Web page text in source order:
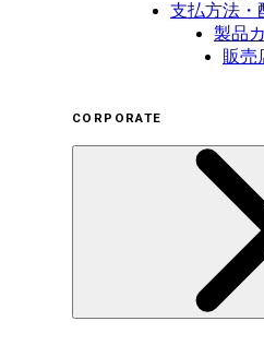
支払方法・
製品
販売
CORPORATE